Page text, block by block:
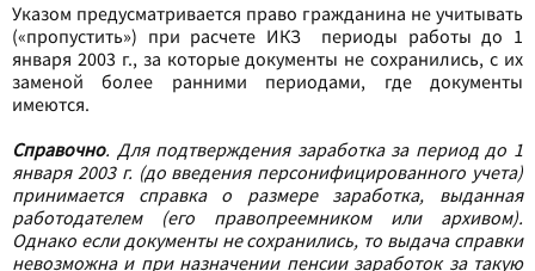
Указом предусматривается право гражданина не учитывать
(«пропустить») при расчете ИКЗ периоды работы до 1
января 2003 г., за которые документы не сохранились, с их
заменой более ранними периодами, где документы
имеются.
Справочно. Для подтверждения заработка за период до 1
января 2003 г. (до введения персонифицированного учета)
принимается справка о размере заработка, выданная
работодателем (его правопреемником или архивом).
Однако если документы не сохранились, то выдача справки
невозможна и при назначении пенсии заработок за такую